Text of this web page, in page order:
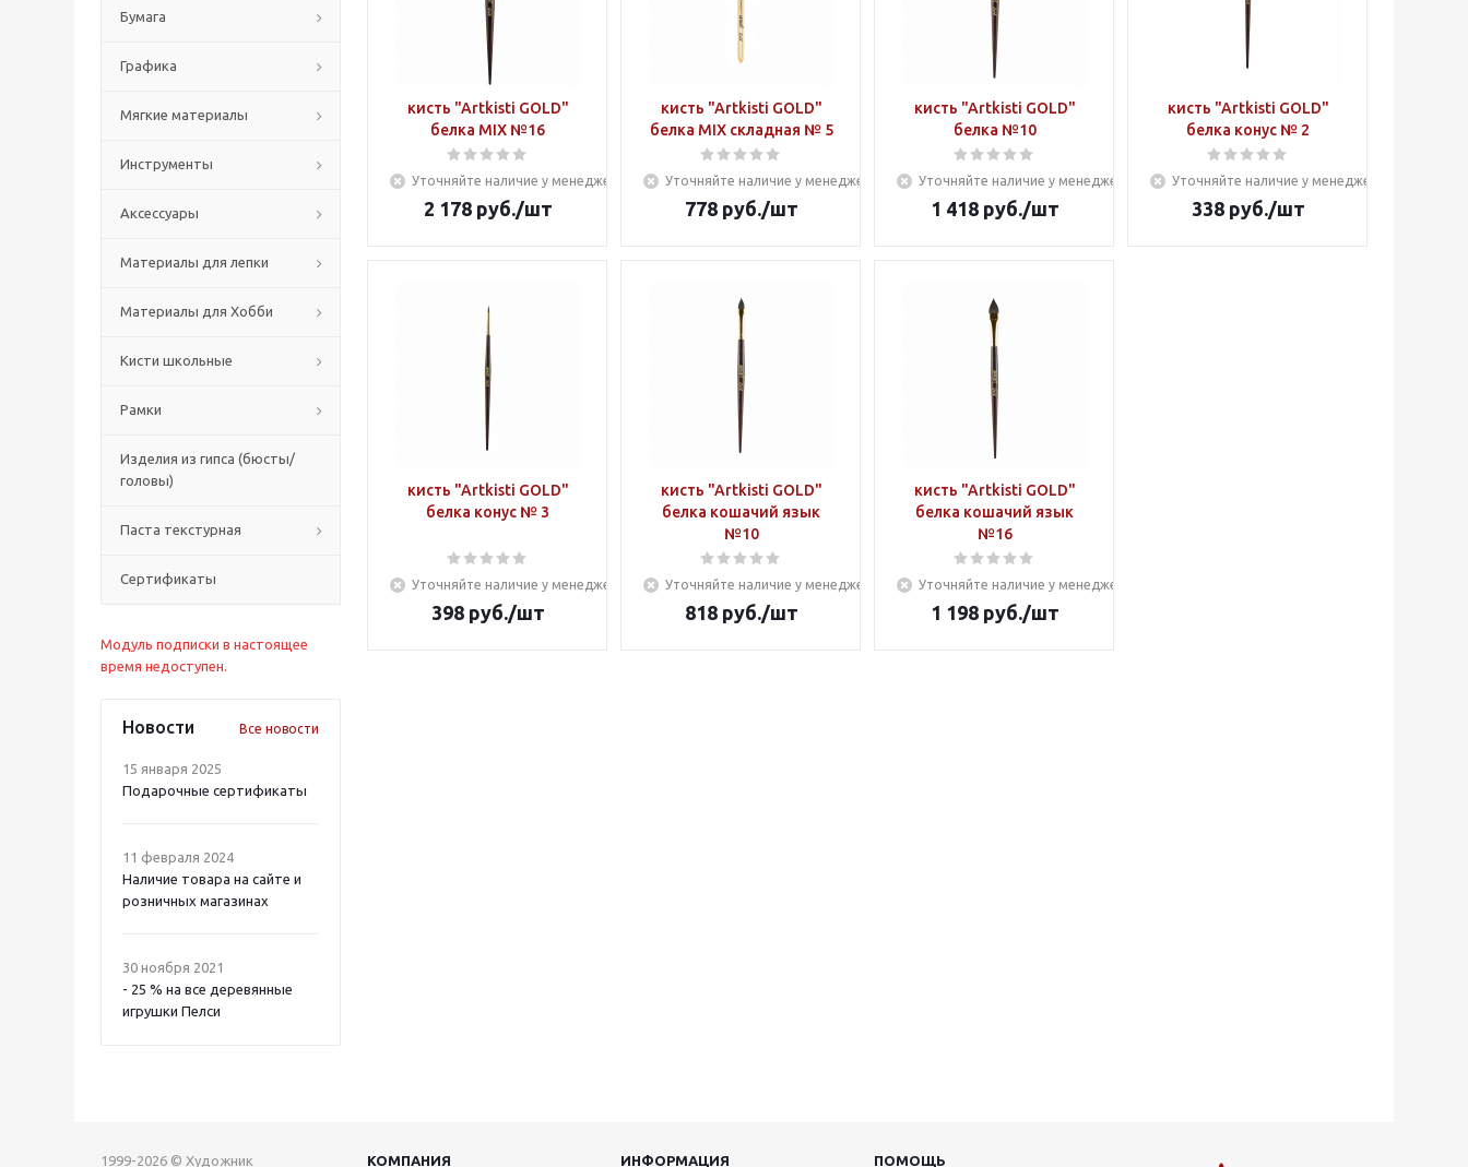
Бумага
Графика
Мягкие материалы
Инструменты
Аксессуары
Материалы для лепки
Материалы для Хобби
Кисти школьные
Рамки
Изделия из гипса (бюсты/
головы)
Паста текстурная
Сертификаты
Модуль подписки в настоящее
время недоступен.
Новости Все новости
15 января 2025
Подарочные сертификаты
11 февраля 2024
Наличие товара на сайте и
розничных магазинах
30 ноября 2021
- 25 % на все деревянные
игрушки Пелси
кисть "Artkisti GOLD"
белка MIX №16
Уточняйте наличие у менеджера
2 178руб./шт
кисть "Artkisti GOLD"
белка MIX складная № 5
Уточняйте наличие у менеджера
778руб./шт
кисть "Artkisti GOLD"
белка №10
Уточняйте наличие у менеджера
1 418руб./шт
кисть "Artkisti GOLD"
белка конус № 2
Уточняйте наличие у менеджера
338руб./шт
кисть "Artkisti GOLD"
белка конус № 3
Уточняйте наличие у менеджера
398руб./шт
кисть "Artkisti GOLD"
белка кошачий язык
№10
Уточняйте наличие у менеджера
818руб./шт
кисть "Artkisti GOLD"
белка кошачий язык
№16
Уточняйте наличие у менеджера
1 198руб./шт
1999-2026 © Художник КОМПАНИЯ ИНФОРМАЦИЯ ПОМОЩЬ